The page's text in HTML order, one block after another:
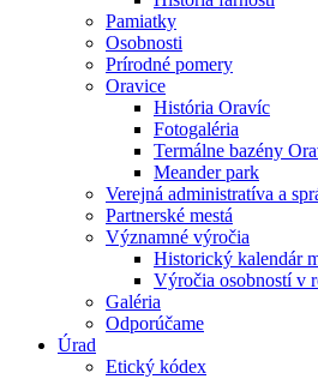
Pamiatky
Osobnosti
Prírodné pomery
Oravice
História Oravíc
Fotogaléria
Termálne bazény
Meander park
Verejná administratíva a
Partnerské mestá
Významné výročia
Historický kalendár
Výročia osobností v
Galéria
Odporúčame
Úrad
Etický kódex